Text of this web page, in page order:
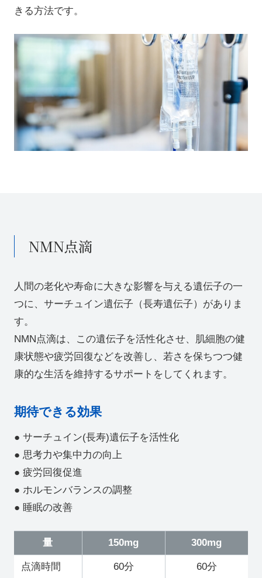
きる方法です。
NMN点滴
人間の老化や寿命に大きな影響を与える遺伝子の一
つに、サーチュイン遺伝子（長寿遺伝子）がありま
す。
NMN点滴は、この遺伝子を活性化させ、肌細胞の健
康状態や疲労回復などを改善し、若さを保ちつつ健
康的な生活を維持するサポートをしてくれます。
期待できる効果
● サーチュイン(長寿)遺伝子を活性化
● 思考力や集中力の向上
● 疲労回復促進
● ホルモンバランスの調整
● 睡眠の改善
量 150mg 300mg
点滴時間 60分 60分